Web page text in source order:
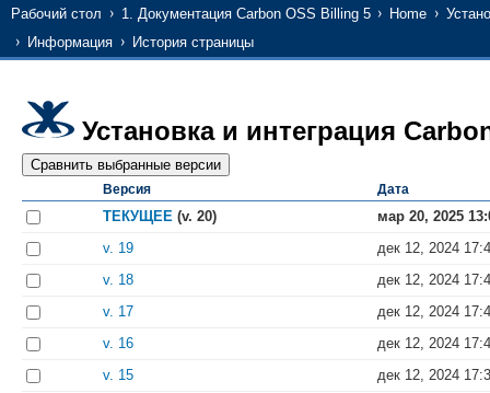
Рабочий стол 1. Документация Carbon OSS Billing 5 Home
Информация
История страницы
Установка и интеграция
Версия Дата
ТЕКУЩЕЕ (v. 20)
мар 20, 2025
v. 19
дек 12, 2024
v. 18
дек 12, 2024
v. 17
дек 12, 2024
v. 16
дек 12, 2024
v. 15
дек 12, 2024